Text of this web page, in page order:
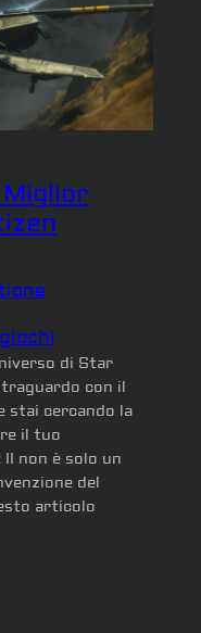
di Star
con il
stai cercando la
il tuo
non è solo un
del
articolo